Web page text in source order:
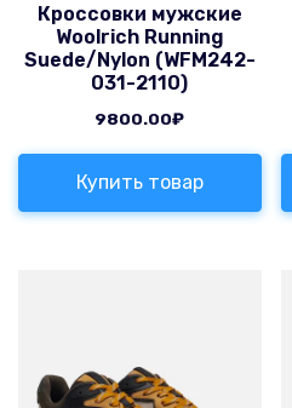
Кроссовки мужские
Woolrich Running
Suede/Nylon (WFM242-
031-2110)
9800.00₽
Купить товар